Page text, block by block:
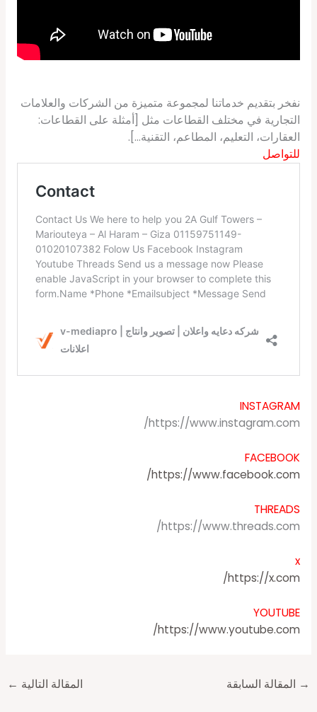
نفخر بتقديم خدماتنا لمجموعة متميزة من الشركات والعلامات
التجارية في مختلف القطاعات مثل [أمثلة على القطاعات:
العقارات، التعليم، المطاعم، التقنية…].
للتواصل
INSTAGRAM
https://www.instagram.com/
FACEBOOK
https://www.facebook.com/
THREADS
https://www.threads.com/
x
https://x.com/
YOUTUBE
https://www.youtube.com/
→ المقالة السابقة المقالة التالية ←